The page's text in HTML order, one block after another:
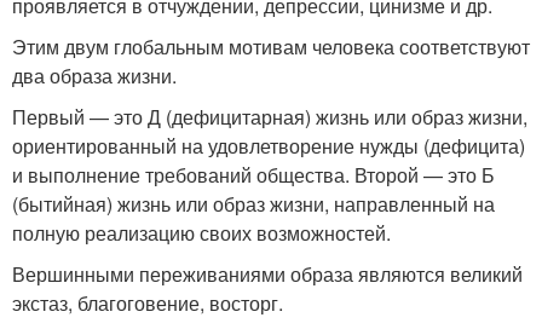
Этим двум глобальным мотивам человека соответствуют
два образа жизни.
Первый — это Д (дефицитарная) жизнь или образ жизни,
ориентированный на удовлетворение нужды (дефицита)
и выполнение требований общества. Второй — это Б
(бытийная) жизнь или образ жизни, направленный на
полную реализацию своих возможностей.
Вершинными переживаниями образа являются великий
экстаз, благоговение, восторг.